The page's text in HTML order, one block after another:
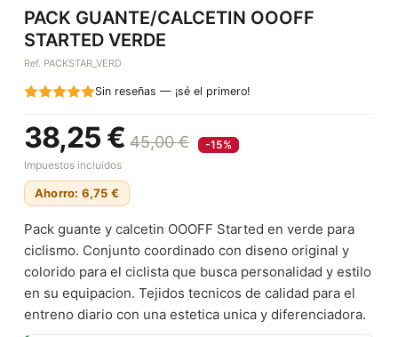
PACK GUANTE/CALCETIN OOOFF
STARTED VERDE
Ref. PACKSTAR_VERD
Sin reseñas — ¡sé el primero!
38,25 € 45,00 €
-15%
Impuestos incluidos
Ahorro: 6,75 €
Pack guante y calcetin OOOFF Started en verde para
ciclismo. Conjunto coordinado con diseno original y
colorido para el ciclista que busca personalidad y estilo
en su equipacion. Tejidos tecnicos de calidad para el
entreno diario con una estetica unica y diferenciadora.